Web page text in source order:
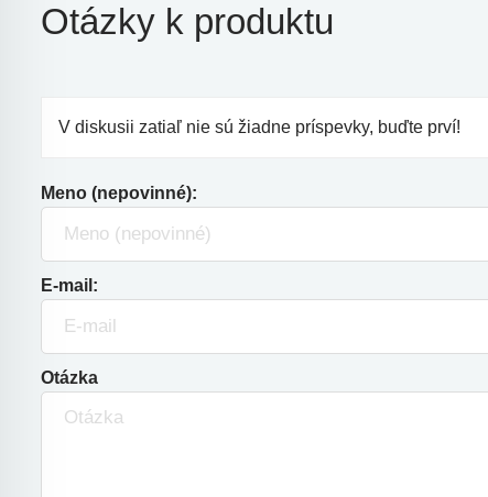
Otázky k produktu
V diskusii zatiaľ nie sú žiadne príspevky, buďte prví!
Meno (nepovinné):
E-mail:
Otázka